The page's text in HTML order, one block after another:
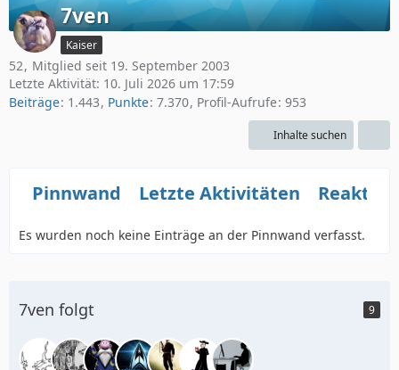
7ven
Kaiser
52 Mitglied seit 19. September 2003
Letzte Aktivität: 10. Juli 2026 um 17:59
Beiträge 1.443 Punkte 7.370 Profil-Aufrufe 953
Inhalte suchen
Pinnwand Letzte Aktivitäten
Es wurden noch keine Einträge an der Pinnwand verfasst.
7ven folgt 9